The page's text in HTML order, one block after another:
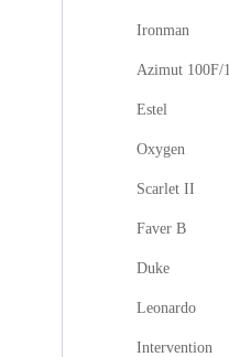
Ironman
Azimut 100F/
Estel
Oxygen
Scarlet II
Faver B
Duke
Leonardo
Intervention